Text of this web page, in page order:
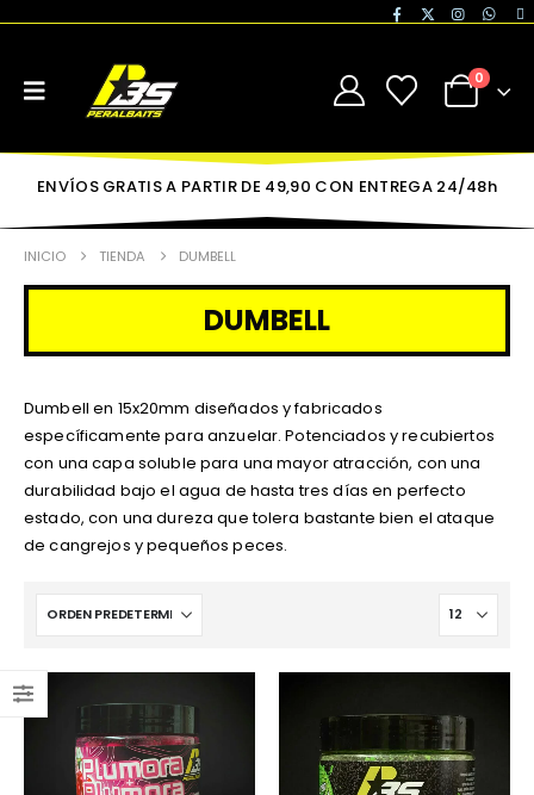
0
ENVÍOS GRATIS A PARTIR DE 49,90 CON ENTREGA 24/48h
INICIO TIENDA DUMBELL
DUMBELL
Dumbell en 15x20mm diseñados y fabricados
específicamente para anzuelar. Potenciados y recubiertos
con una capa soluble para una mayor atracción, con una
durabilidad bajo el agua de hasta tres días en perfecto
estado, con una dureza que tolera bastante bien el ataque
de cangrejos y pequeños peces.